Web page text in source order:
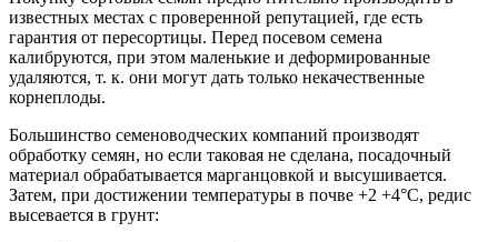
известных местах с проверенной репутацией, где есть
гарантия от пересортицы. Перед посевом семена
калибруются, при этом маленькие и деформированные
удаляются, т. к. они могут дать только некачественные
корнеплоды.
Большинство семеноводческих компаний производят
обработку семян, но если таковая не сделана, посадочный
материал обрабатывается марганцовкой и высушивается.
Затем, при достижении температуры в почве +2 +4°С, редис
высевается в грунт: